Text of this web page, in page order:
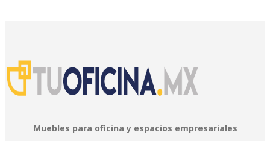
Muebles para oficina y espacios empresariales